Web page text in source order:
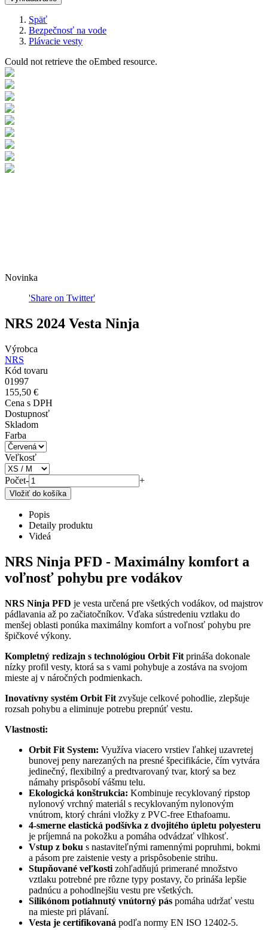
Omrvinka
Späť
Bezpečnosť na vode
Plávacie vesty
Chybová
správa
Could not retrieve the oEmbed resource.
Novinka
'Share on Twitter'
NRS 2024 Vesta Ninja
Výrobca
NRS
Kód tovaru
01997
155,50 €
Cena s DPH
Dostupnosť
Skladom
Farba
Veľkosť
Počet- +
Popis
Detaily produktu
Videá
NRS Ninja PFD - Maximálny komfort a
voľnosť pohybu pre vodákov
NRS Ninja PFD je vesta určená pre všetkých vodákov, od majstrov
pádlavania až po začiatočníkov. Vďaka sústredeniu vztlaku do
menšej oblasti ponúka maximálny komfort a voľnosť pohybu pre
špičkové výkony.
Kompletný redizajn s technológiou Orbit Fit prináša dokonale
nízky profil vesty, ktorá sa s vami pohybuje a zostáva na svojom
mieste aj v náročných podmienkach.
Inovatívny systém Orbit Fit zvyšuje celkové pohodlie, zlepšuje
rozsah pohybu a eliminuje potrebu prepnúť vestu.
Vlastnosti:
Orbit Fit System: Využíva viacero vrstiev ľahkej uzavretej
bunovej peny narezaných na presné špecifikácie, čím vytvára
jedinečný, flexibilný a predtvarovaný tvar, ktorý sa bez
námahy prispôsobí vášmu telu.
Ekologická konštrukcia: Kombinuje recyklovaný ripstop
nylonový vrchný materiál s recyklovaným nylonovým
vnútrom, ktorý chráni vložky z PVC-free Ethafoamu.
4-smerne elastická podšívka z dvojitého úpletu polyesteru
je príjemná na pokožku a pomáha odvádzať vlhkosť.
Vstup z boku s nastaviteľnými ramennými popruhmi, bokmi
a pásom pre zaistenie vesty a prispôsobenie strihu.
Stupňované veľkosti zohľadňujú primerané množstvo
vztlaku potrebné pre rôzne typy postavy, čo prináša lepšie
padnúcu a pohodlnejšiu vestu pre všetkých.
Silikónom potiahnutý vnútorný pás pomáha udržať vestu
na mieste pri plávaní.
Vesta je certifikovaná podľa normy EN ISO 12402-5.